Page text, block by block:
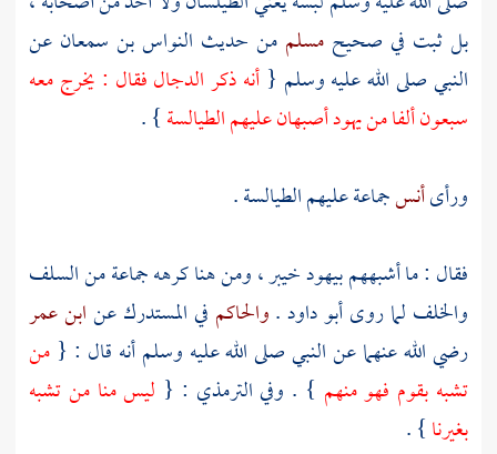
بل ثبت في صحيحمسلم من حديث النواس بن سمعان عن
النبي صلى الله عليه وسلم { أنه ذكرالدجالفقال : يخرج معه
سبعون ألفا من يهودأصبهانعليهم الطيالسة} .
ورأىأنسجماعة عليهم الطيالسة .
فقال : ما أشبههم بيهودخيبر، ومن هنا كرهه جماعة منالسلف
والخلف لما روىأبو داود.والحاكم في المستدرك عنابن عمر
رضي الله عنهما عن النبي صلى الله عليه وسلم أنه قال : { من
تشبه بقوم فهو منهم } . وفيالترمذي : { ليس منا من تشبه
بغيرنا} .